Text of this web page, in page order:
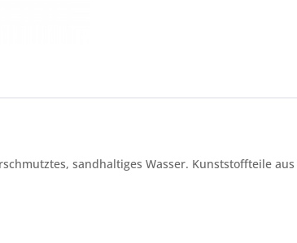
sandhaltiges Wasser. Kunststoffteile